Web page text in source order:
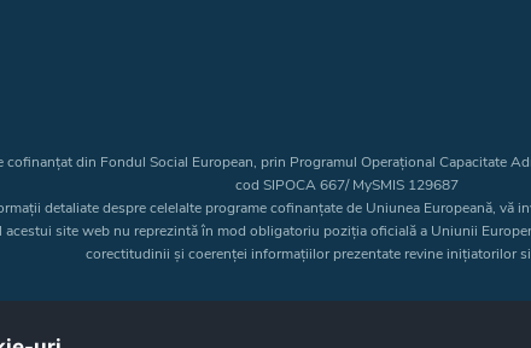
cofinanțat din Fondul Social European, prin Programul Operațional Capacitate
cod SIPOCA 667/ MySMIS 129687
detaliate despre celelalte programe cofinanțate de Uniunea Europeană, vă
site web nu reprezintă în mod obligatoriu poziția oficială a Uniunii
corectitudinii și coerenței informațiilor prezentate revine inițiatorilor
Copyright © 2026 - Consiliul Judeţean Bistrița-Năsăud